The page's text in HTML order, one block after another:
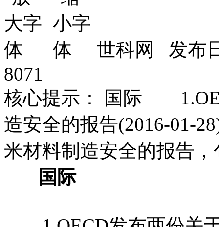
世科网 发布
8071
核心提示： 国际
造安全的报告(2016-
米材料制造安全的报告
国际